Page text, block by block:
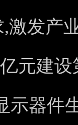
激发产
元建
示器件